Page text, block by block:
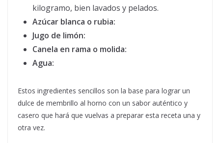
kilogramo, bien lavados y pelados.
Azúcar blanca o rubia:
Jugo de limón:
Canela en rama o molida:
Agua:
Estos ingredientes sencillos son la base para lograr un
dulce de membrillo al horno con un sabor auténtico y
casero que hará que vuelvas a preparar esta receta una y
otra vez.